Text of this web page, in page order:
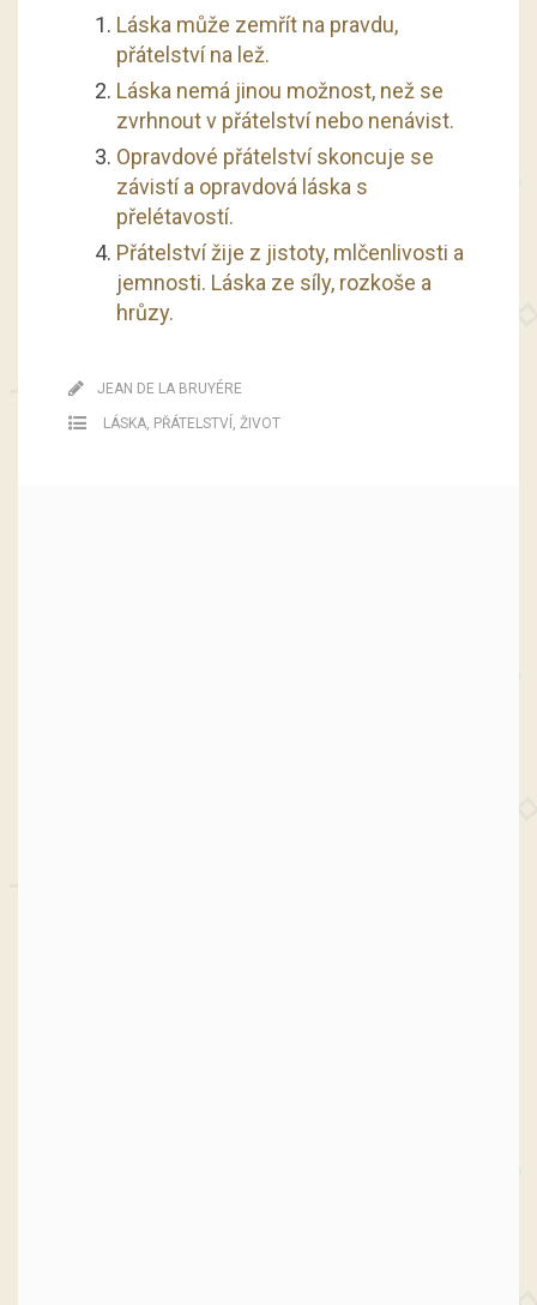
Láska může zemřít na pravdu,
přátelství na lež.
Láska nemá jinou možnost, než se
zvrhnout v přátelství nebo nenávist.
Opravdové přátelství skoncuje se
závistí a opravdová láska s
přelétavostí.
Přátelství žije z jistoty, mlčenlivosti a
jemnosti. Láska ze síly, rozkoše a
hrůzy.
JEAN DE LA BRUYÉRE
LÁSKA, PŘÁTELSTVÍ, ŽIVOT